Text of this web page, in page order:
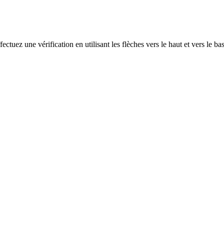
une vérification en utilisant les flèches vers le haut et vers le